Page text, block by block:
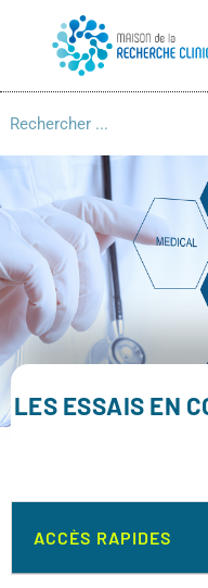
LES ESSAIS EN
ACCÈS RAPIDES